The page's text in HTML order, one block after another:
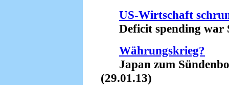
US-Wirtschaft
Deficit spending war
Währungskrieg?
Japan zum
(29.01.13)